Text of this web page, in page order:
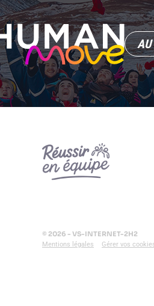
AU
© 2026 - VS-INTERNET-2H2
Mentions légales Gérer vos